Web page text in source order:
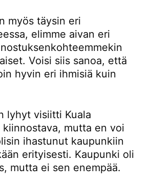
myös täysin eri
elimme aivan eri
Voisi siis sanoa, että
hyvin eri ihmisiä kuin
lyhyt visiitti Kuala
kiinnostava, mutta en voi
ihastunut kaupunkiin
erityisesti. Kaupunki oli
mutta ei sen enempää.